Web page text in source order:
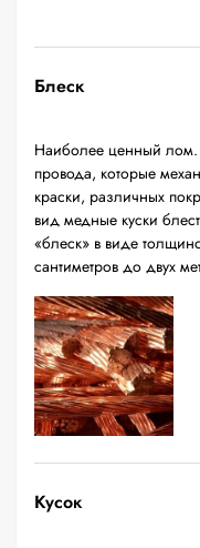
Блеск
Наиболее ценный лом.
провода, которые
краски, различных
вид медные куски
«блеск» в виде
сантиметров до двух
Кусок